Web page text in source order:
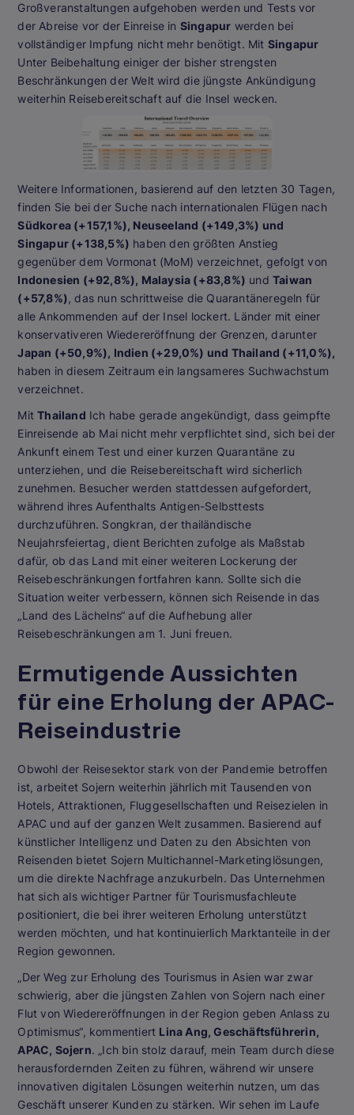
Großveranstaltungen aufgehoben werden und Tests vor
der Abreise vor der Einreise in Singapur werden bei
vollständiger Impfung nicht mehr benötigt. Mit Singapur
Unter Beibehaltung einiger der bisher strengsten
Beschränkungen der Welt wird die jüngste Ankündigung
weiterhin Reisebereitschaft auf die Insel wecken.
Weitere Informationen, basierend auf den letzten 30 Tagen,
finden Sie bei der Suche nach internationalen Flügen nach
Südkorea (+157,1%), Neuseeland (+149,3%) und
Singapur (+138,5%) haben den größten Anstieg
gegenüber dem Vormonat (MoM) verzeichnet, gefolgt von
Indonesien (+92,8%), Malaysia (+83,8%) und Taiwan
(+57,8%), das nun schrittweise die Quarantäneregeln für
alle Ankommenden auf der Insel lockert. Länder mit einer
konservativeren Wiedereröffnung der Grenzen, darunter
Japan (+50,9%), Indien (+29,0%) und Thailand (+11,0%),
haben in diesem Zeitraum ein langsameres Suchwachstum
verzeichnet.
MitThailand Ich habe gerade angekündigt, dass geimpfte
Einreisende ab Mai nicht mehr verpflichtet sind, sich bei der
Ankunft einem Test und einer kurzen Quarantäne zu
unterziehen, und die Reisebereitschaft wird sicherlich
zunehmen. Besucher werden stattdessen aufgefordert,
während ihres Aufenthalts Antigen-Selbsttests
durchzuführen. Songkran, der thailändische
Neujahrsfeiertag, dient Berichten zufolge als Maßstab
dafür, ob das Land mit einer weiteren Lockerung der
Reisebeschränkungen fortfahren kann. Sollte sich die
Situation weiter verbessern, können sich Reisende in das
„Land des Lächelns“ auf die Aufhebung aller
Reisebeschränkungen am 1. Juni freuen.
Ermutigende Aussichten
für eine Erholung der APAC-
Reiseindustrie
Obwohl der Reisesektor stark von der Pandemie betroffen
ist, arbeitet Sojern weiterhin jährlich mit Tausenden von
Hotels, Attraktionen, Fluggesellschaften und Reisezielen in
APAC und auf der ganzen Welt zusammen. Basierend auf
künstlicher Intelligenz und Daten zu den Absichten von
Reisenden bietet Sojern Multichannel-Marketinglösungen,
um die direkte Nachfrage anzukurbeln. Das Unternehmen
hat sich als wichtiger Partner für Tourismusfachleute
positioniert, die bei ihrer weiteren Erholung unterstützt
werden möchten, und hat kontinuierlich Marktanteile in der
Region gewonnen.
„Der Weg zur Erholung des Tourismus in Asien war zwar
schwierig, aber die jüngsten Zahlen von Sojern nach einer
Flut von Wiedereröffnungen in der Region geben Anlass zu
Optimismus“, kommentiert Lina Ang, Geschäftsführerin,
APAC, Sojern. „Ich bin stolz darauf, mein Team durch diese
herausfordernden Zeiten zu führen, während wir unsere
innovativen digitalen Lösungen weiterhin nutzen, um das
Geschäft unserer Kunden zu stärken. Wir sehen im Laufe